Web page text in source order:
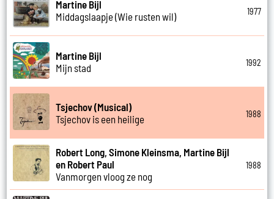
Martine Bijl
Middagslaapje (Wie rusten wil)
1977
Martine Bijl
Mijn stad
1992
Tsjechov (Musical)
Tsjechov is een heilige
1988
Robert Long, Simone Kleinsma, Martine Bijl
en Robert Paul
Vanmorgen vloog ze nog
1988